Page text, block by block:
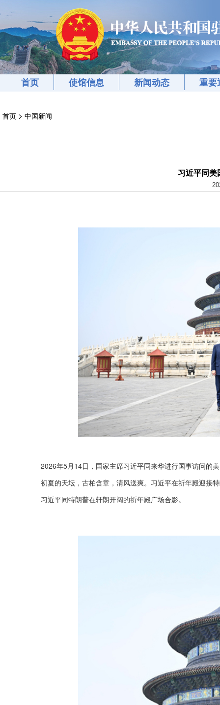
首页 使馆信息 新闻动态 重要
首页 > 中国新闻
习近平同
2026年5月14日，国家主席习近平同来华进行国事访问的
初夏的天坛，古柏含章，清风送爽。习近平在祈年殿迎接
习近平同特朗普在轩朗开阔的祈年殿广场合影。